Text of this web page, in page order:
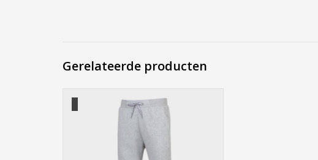
Gerelateerde producten
TOEVOEGEN AAN WINKELWAGEN